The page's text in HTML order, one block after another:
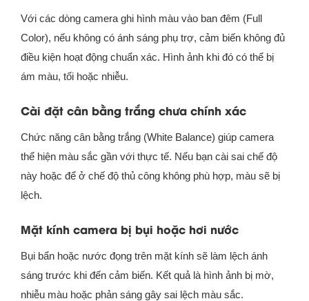
Với các dòng camera ghi hình màu vào ban đêm (Full
Color), nếu không có ánh sáng phụ trợ, cảm biến không đủ
điều kiện hoạt động chuẩn xác. Hình ảnh khi đó có thể bị
ám màu, tối hoặc nhiễu.
Cài đặt cân bằng trắng chưa chính xác
Chức năng cân bằng trắng (White Balance) giúp camera
thể hiện màu sắc gần với thực tế. Nếu bạn cài sai chế độ
này hoặc để ở chế độ thủ công không phù hợp, màu sẽ bị
lệch.
Mặt kính camera bị bụi hoặc hơi nước
Bụi bẩn hoặc nước đọng trên mặt kính sẽ làm lệch ánh
sáng trước khi đến cảm biến. Kết quả là hình ảnh bị mờ,
nhiễu màu hoặc phản sáng gây sai lệch màu sắc.